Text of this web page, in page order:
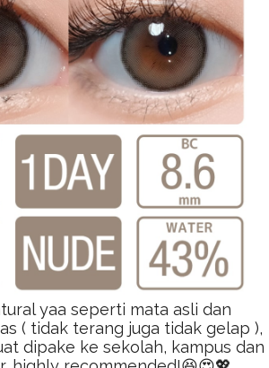
yaa seperti mata asli dan
( tidak terang juga tidak gelap ),
dipake ke sekolah, kampus dan